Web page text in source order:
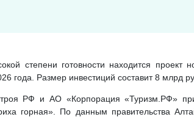
степени готовности находится проект
года. Размер инвестиций составит 8 млрд
РФ и АО «Корпорация «Туризм.РФ»
горная». По данным правительства